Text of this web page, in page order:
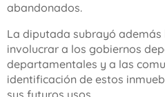
abandonados.
La diputada subrayó
involucrar a los gobiernos
departamentales y a las
identificación de estos
sus futuros usos.